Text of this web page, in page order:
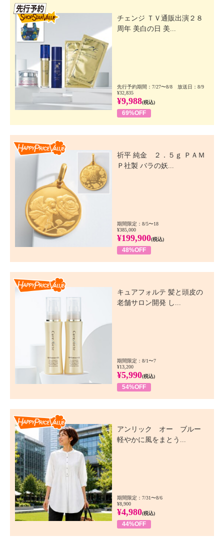
チェンジ ＴＶ通販出演２８
周年 美白の日 美...
先行予約期間：7/27〜8/8 放送日：8/9
¥32,835
¥9,988(税込)
69%OFF
祈平 純金 ２．５ｇ ＰＡＭ
Ｐ社製 バラの妖...
期間限定：8/5〜18
¥385,000
¥199,900(税込)
48%OFF
キュアフォルテ 髪と頭皮の
老舗サロン開発 し...
期間限定：8/1〜7
¥13,200
¥5,990(税込)
54%OFF
アンリック オー ブルー
軽やかに風をまとう...
期間限定：7/31〜8/6
¥8,900
¥4,980(税込)
44%OFF